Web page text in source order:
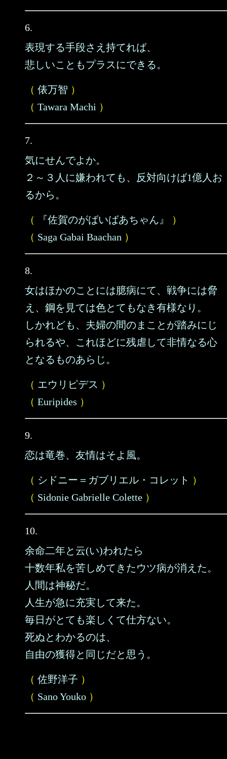
6.
表現する手段さえ持てれば、
悲しいこともプラスにできる。
（ 俵万智 ）
（ Tawara Machi ）
7.
気にせんでよか。
２～３人に嫌われても、反対向けば1億人お
るから。
（ 『佐賀のがばいばあちゃん』
）
（ Saga Gabai Baachan ）
8.
女はほかのことには臆病にて、戦争には脅
え、鋼を見ては色とてもなき有様なり。
しかれども、夫婦の間のまことが踏みにじ
られるや、これほどに残虐して非情なる心
となるものあらじ。
（ エウリピデス ）
（ Euripides ）
9.
恋は竜巻、友情はそよ風。
（ シドニー＝ガブリエル・コレット ）
（ Sidonie Gabrielle Colette ）
10.
余命二年と云(い)われたら
十数年私を苦しめてきたウツ病が消えた。
人間は神秘だ。
人生が急に充実して来た。
毎日がとても楽しくて仕方ない。
死ぬとわかるのは、
自由の獲得と同じだと思う。
（ 佐野洋子 ）
（ Sano Youko ）